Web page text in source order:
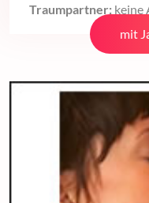
Traumpartner: keine
mit